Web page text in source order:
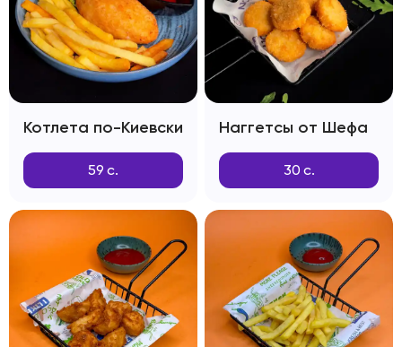
Котлета по-Киевски
59 с.
Наггетсы от Шефа
30 с.